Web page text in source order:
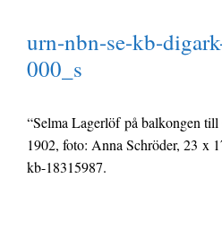
urn-nbn-se-kb-
000_s
“Selma Lagerlöf på balkongen till
1902, foto: Anna Schröder, 23 x
kb-18315987.